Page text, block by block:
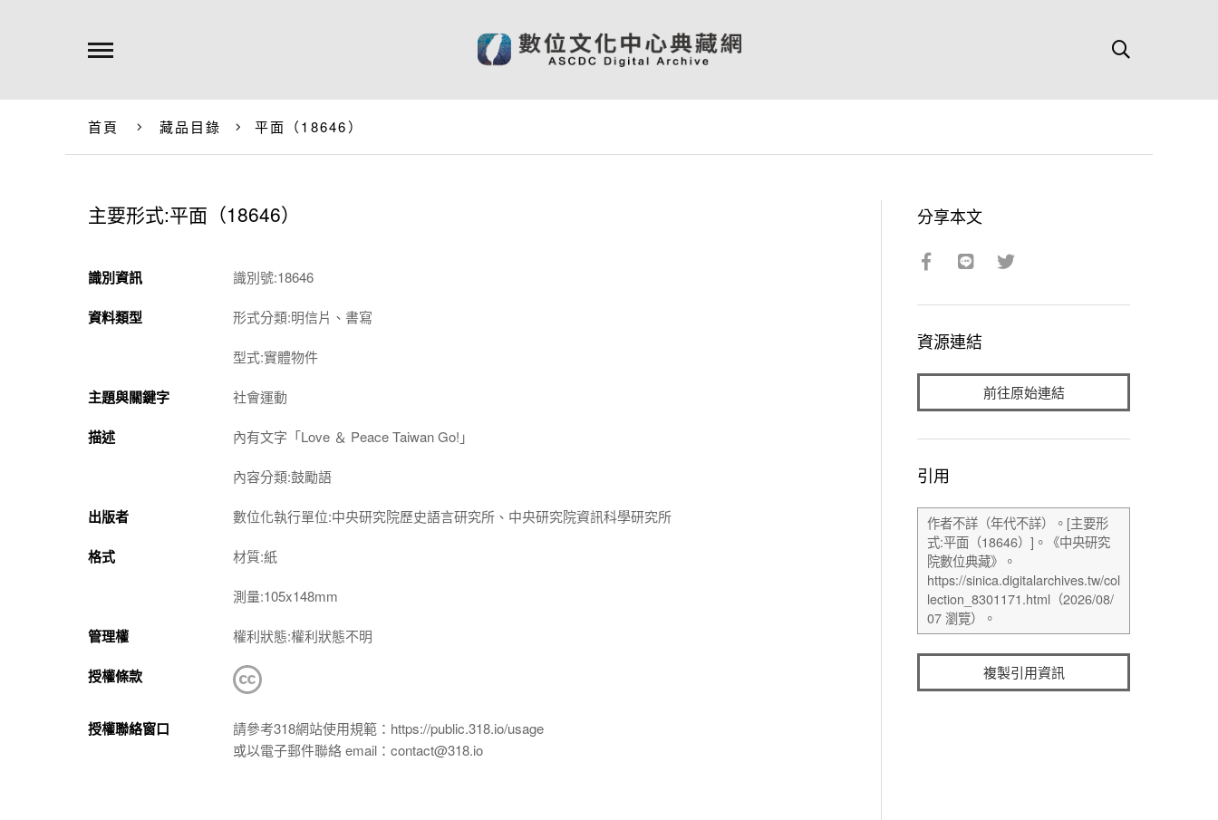
首頁 藏品目錄 平面（18646）
主要形式:平面（18646）
識別資訊 識別號:18646
資料類型 形式分類:明信片、書寫
型式:實體物件
主題與關鍵字 社會運動
描述 內有文字「Love ＆ Peace Taiwan Go!」
內容分類:鼓勵語
出版者 數位化執行單位:中央研究院歷史語言研究所、中央研究院資訊科學研究所
格式 材質:紙
測量:105x148mm
管理權 權利狀態:權利狀態不明
授權條款
授權聯絡窗口
請參考318網站使用規範：https://public.318.io/usage
或以電子郵件聯絡 email：contact@318.io
分享本文
資源連結
前往原始連結
引用
複製引用資訊